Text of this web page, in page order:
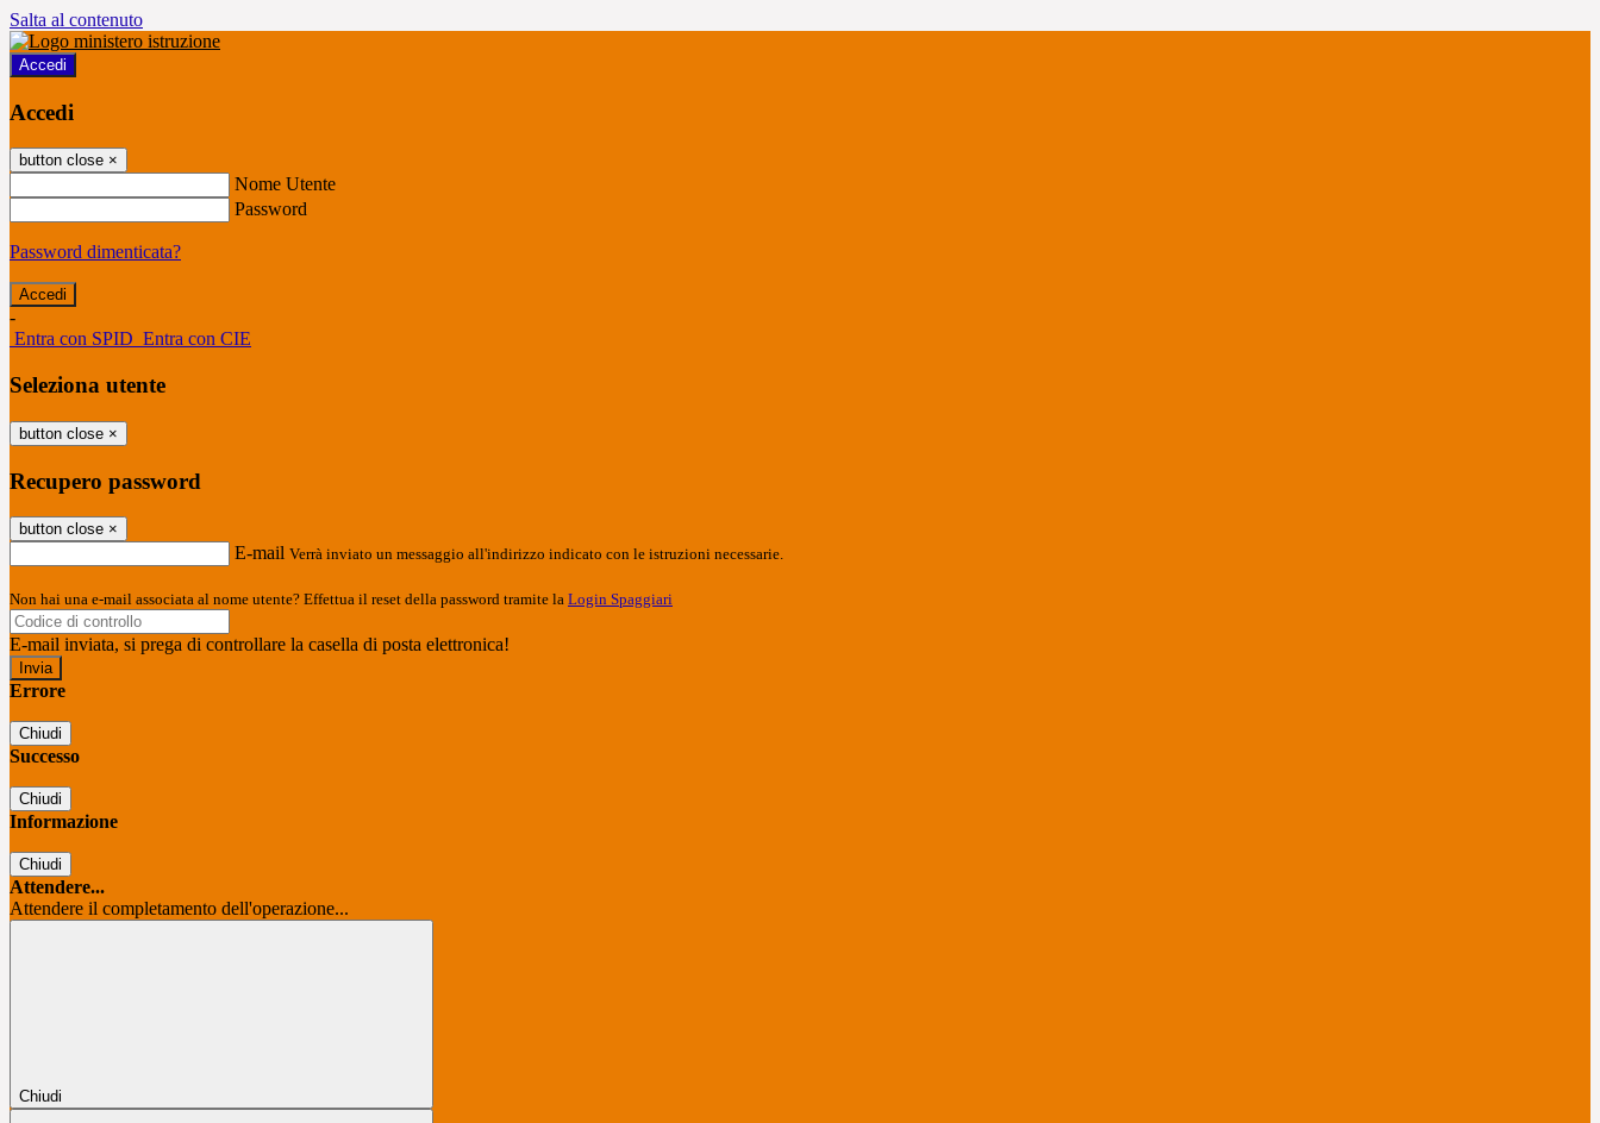
Salta al contenuto
Accedi
Accedi
button close ×
Nome Utente
Password
Password dimenticata?
-
Entra con SPID Entra con CIE
Seleziona utente
button close ×
Recupero password
button close ×
E-mail Verrà inviato un messaggio all'indirizzo indicato con le istruzioni necessarie.
Non hai una e-mail associata al nome utente? Effettua il reset della password tramite la Login Spaggiari
E-mail inviata, si prega di controllare la casella di posta elettronica!
Errore
Chiudi
Successo
Chiudi
Informazione
Chiudi
Attendere...
Attendere il completamento dell'operazione...
Chiudi